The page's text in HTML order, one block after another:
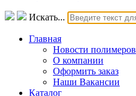
Искать...
Главная
Новости полимеров
О компании
Оформить заказ
Наши Вакансии
Каталог